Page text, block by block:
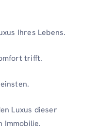
Ihres Lebens.
trifft.
Luxus dieser
Immobilie.